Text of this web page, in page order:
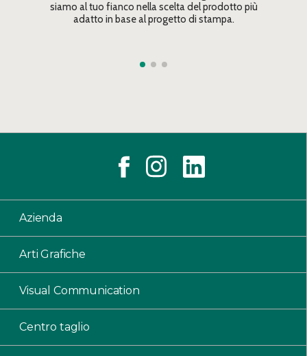
siamo al tuo fianco nella scelta del prodotto più
adatto in base al progetto di stampa.
Azienda
Arti Grafiche
Visual Communication
Centro taglio